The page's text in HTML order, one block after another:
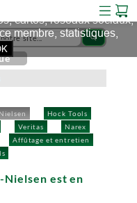
search
Hock Tools
Veritas
Narex
Affûtage et entretien
Nielsen est en
des cookies pour
cartes, réseaux sociaux,
membre, statistiques,